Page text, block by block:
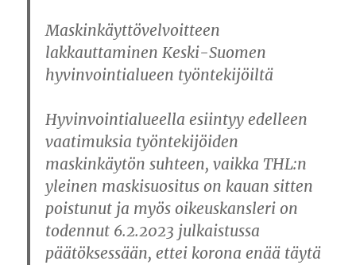
Maskinkäyttövelvoitteen
lakkauttaminen Keski-Suomen
hyvinvointialueen työntekijöiltä
Hyvinvointialueella esiintyy edelleen
vaatimuksia työntekijöiden
maskinkäytön suhteen, vaikka THL:n
yleinen maskisuositus on kauan sitten
poistunut ja myös oikeuskansleri on
todennut 6.2.2023 julkaistussa
päätöksessään, ettei korona enää täytä